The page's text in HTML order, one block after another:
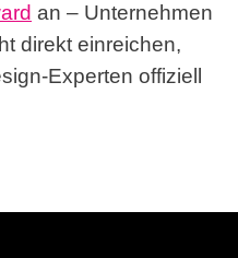
an – Unternehmen
direkt einreichen,
Experten offiziell